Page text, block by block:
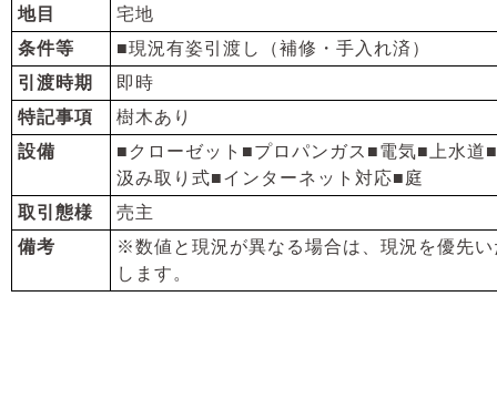
地目
宅地
条件等
■現況有姿引渡し（補修・手入れ済）
引渡時期
即時
特記事項
樹木あり
設備
■クローゼット■プロパンガス■電気■上水道■
汲み取り式■インターネット対応■庭
取引態様
売主
備考
※数値と現況が異なる場合は、現況を優先い
します。